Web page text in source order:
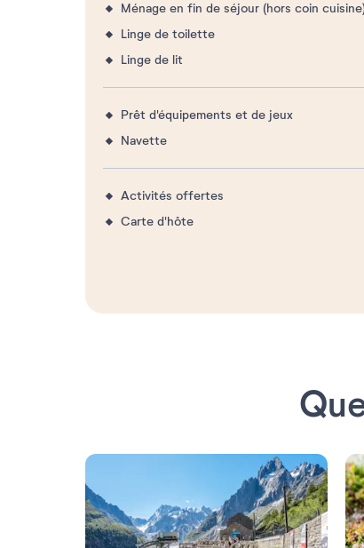
Ménage en fin de séjour (hors coin
Linge de toilette
Linge de lit
Prêt d'équipements et de jeux
Navette
Activités offertes
Carte d'hôte